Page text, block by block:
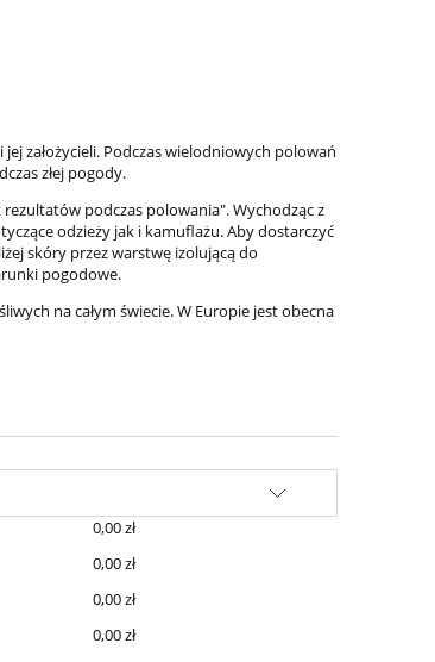
założycieli. Podczas wielodniowych polowań
złej pogody.
rezultatów podczas polowania". Wychodząc z
odzieży jak i kamuflażu. Aby dostarczyć
skóry przez warstwę izolującą do
pogodowe.
na całym świecie. W Europie jest obecna
0,00 zł
0,00 zł
0,00 zł
0,00 zł